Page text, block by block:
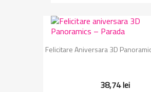
Felicitare Aniversara 3D
38,74 lei